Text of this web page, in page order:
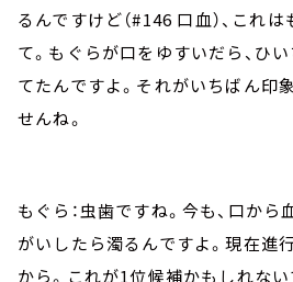
るんですけど（#146 口血）、これ
て。もぐらが口をゆすいだら、ひ
てたんですよ。それがいちばん印
せんね。
もぐら：虫歯ですね。今も、口から
がいしたら濁るんですよ。現在進
から。これが1位候補かもしれない